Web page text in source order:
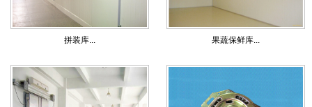
拼装库... 果蔬保鲜库...